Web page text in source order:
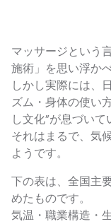
マッサージという
施術」を思い浮かべ
しかし実際には、
ズム・身体の使い
し文化”が息づいて
それはまるで、気
ようです。
下の表は、全国主
めたものです。
気温・職業構造・